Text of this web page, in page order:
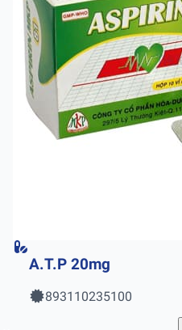
A.T.P 20mg
893110235100